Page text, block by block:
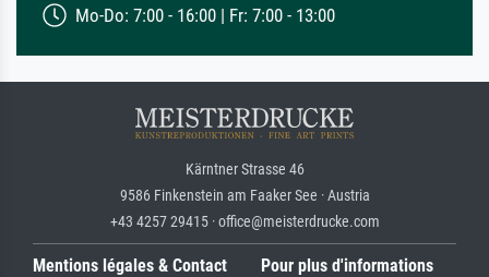
Mo-Do: 7:00 - 16:00 | Fr: 7:00 - 13:00
Kärntner Strasse 46
9586 Finkenstein am Faaker See · Austria
+43 4257 29415 · office@meisterdrucke.com
Mentions légales & Contact Pour plus d'informations